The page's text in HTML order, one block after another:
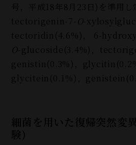
号，平成18年8月23日)を準用し
tectorigenin-7- O-
tectoridin(4.6%)， 6-
O -glucoside(3.4%)，
genistin(0.3%)，
glycitein(0.1%)，
細菌を用いた復帰突然
験)